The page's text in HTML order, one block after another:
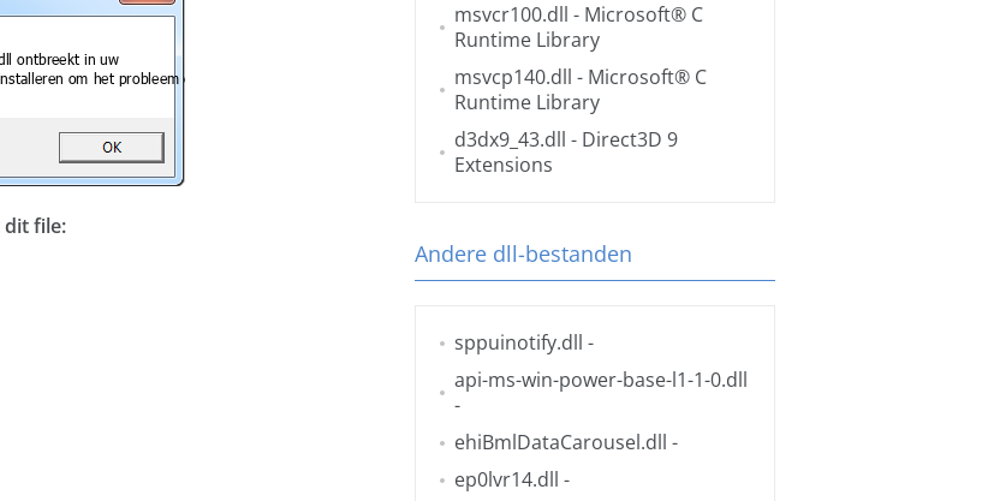
file:
msvcr100.dll - Microsoft® C
Runtime Library
msvcp140.dll - Microsoft® C
Runtime Library
d3dx9_43.dll - Direct3D 9
Extensions
Andere dll-bestanden
sppuinotify.dll -
api-ms-win-power-base-l1-1-0.dll
-
ehiBmlDataCarousel.dll -
ep0lvr14.dll -